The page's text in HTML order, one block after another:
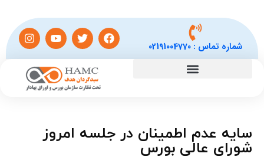
شماره تماس :02191004770
سایه عدم اطمینان در جلسه امروز
شورای عالی بورس